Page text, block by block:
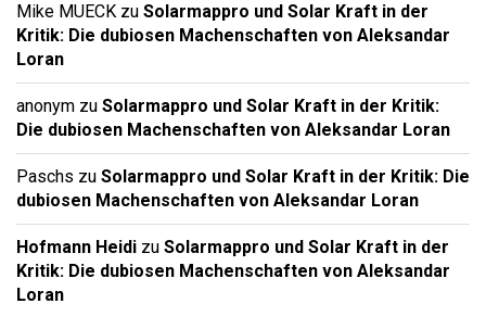
Mike MUECK zu Solarmappro und Solar Kraft in der
Kritik: Die dubiosen Machenschaften von Aleksandar
Loran
anonym zu Solarmappro und Solar Kraft in der Kritik:
Die dubiosen Machenschaften von Aleksandar Loran
Paschs zu Solarmappro und Solar Kraft in der Kritik: Die
dubiosen Machenschaften von Aleksandar Loran
Hofmann Heidi zu Solarmappro und Solar Kraft in der
Kritik: Die dubiosen Machenschaften von Aleksandar
Loran